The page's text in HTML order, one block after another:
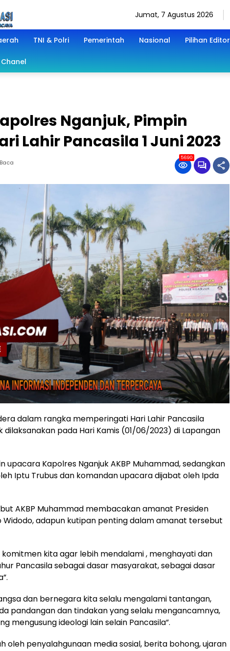
Jumat, 7 Agustus 2026
TNI & Polri Pemerintah Nasional Pilihan Editor
Nganjuk, Pimpin
Lahir Pancasila 1 Juni 2023
5690
dalam rangka memperingati Hari Lahir Pancasila
dilaksanakan pada Hari Kamis (01/06/2023) di Lapangan
upacara Kapolres Nganjuk AKBP Muhammad, sedangkan
Iptu Trubus dan komandan upacara dijabat oleh Ipda
AKBP Muhammad membacakan amanat Presiden
Widodo, adapun kutipan penting dalam amanat tersebut
komitmen kita agar lebih mendalami , menghayati dan
Pancasila sebagai dasar masyarakat, sebagai dasar
dan bernegara kita selalu mengalami tantangan,
pandangan dan tindakan yang selalu mengancamnya,
mengusung ideologi lain selain Pancasila”.
oleh penyalahgunaan media sosial, berita bohong, ujaran